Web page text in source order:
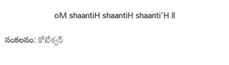
oM shaantiH shaantiH shaanti'H ‖
సంకలనం:కోటేశ్వర్